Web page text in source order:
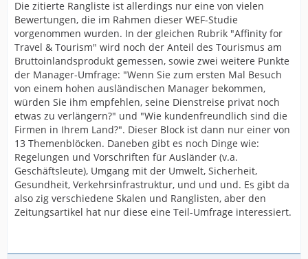
Die zitierte Rangliste ist allerdings nur eine von vielen
Bewertungen, die im Rahmen dieser WEF-Studie
vorgenommen wurden. In der gleichen Rubrik "Affinity for
Travel & Tourism" wird noch der Anteil des Tourismus am
Bruttoinlandsprodukt gemessen, sowie zwei weitere Punkte
der Manager-Umfrage: "Wenn Sie zum ersten Mal Besuch
von einem hohen ausländischen Manager bekommen,
würden Sie ihm empfehlen, seine Dienstreise privat noch
etwas zu verlängern?" und "Wie kundenfreundlich sind die
Firmen in Ihrem Land?". Dieser Block ist dann nur einer von
13 Themenblöcken. Daneben gibt es noch Dinge wie:
Regelungen und Vorschriften für Ausländer (v.a.
Geschäftsleute), Umgang mit der Umwelt, Sicherheit,
Gesundheit, Verkehrsinfrastruktur, und und und. Es gibt da
also zig verschiedene Skalen und Ranglisten, aber den
Zeitungsartikel hat nur diese eine Teil-Umfrage interessiert.